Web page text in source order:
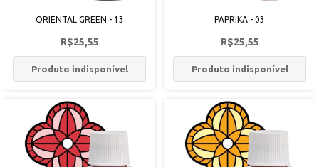
ORIENTAL GREEN - 13
R$25,55
Produto indisponível
PAPRIKA - 03
R$25,55
Produto indisponível